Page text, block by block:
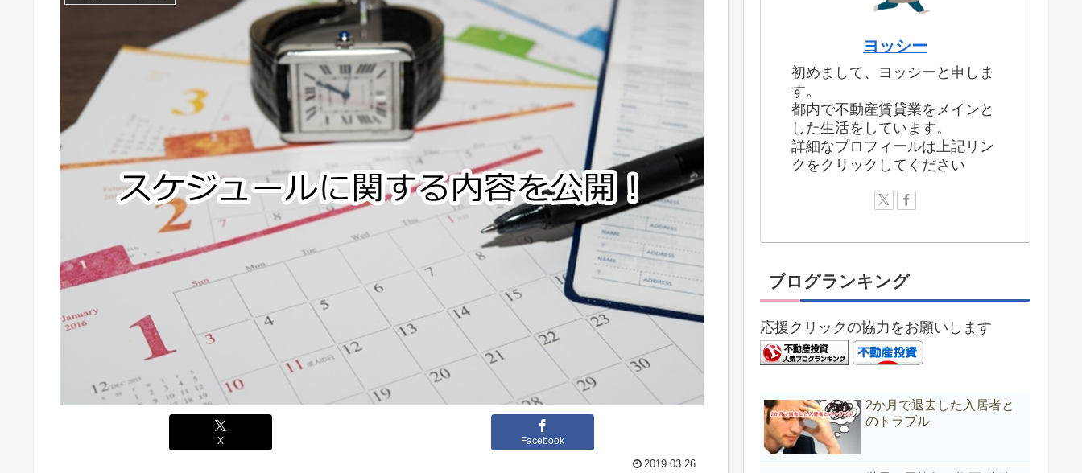
X Facebook
2019.03.26
ヨッシー
初めまして、ヨッシーと申しま
す。
都内で不動産賃貸業をメインと
した生活をしています。
詳細なプロフィールは上記リン
クをクリックしてください
ブログランキング
応援クリックの協力をお願いします
2か月で退去した入居者と
のトラブル